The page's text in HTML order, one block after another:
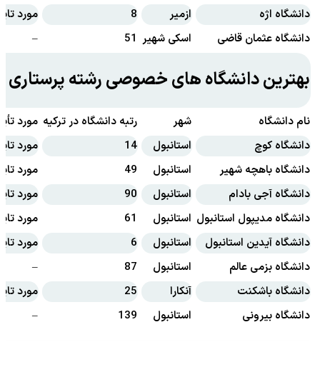
دانشگاه اژه
ازمیر 8
مورد
دانشگاه عثمان قاضی
اسکی شهیر 51
–
بهترین دانشگاه های خصوصی رشته پرستاری
نام دانشگاه شهر رتبه دانشگاه در ترکیه مورد
دانشگاه کوچ
استانبول 14
مورد
دانشگاه باهچه شهیر
استانبول 49
مورد
دانشگاه آجی بادام
استانبول 90
مورد
دانشگاه مدیپول استانبول استانبول 61
مورد
دانشگاه آیدین استانبول
استانبول 6
مورد
دانشگاه بزمی عالم
استانبول 87
–
دانشگاه باشکنت
آنکارا 25
مورد
دانشگاه بیرونی
استانبول 139
–